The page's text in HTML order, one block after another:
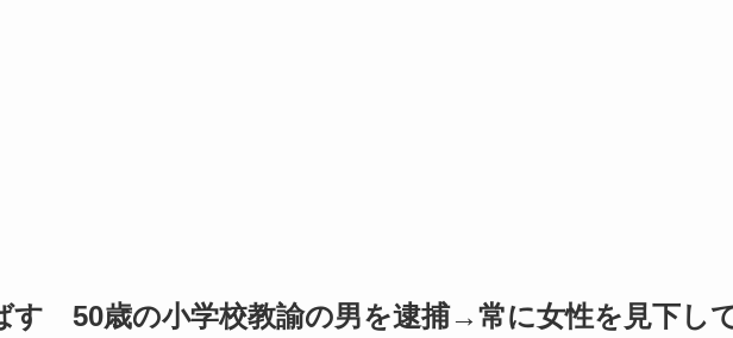
す 50歳の小学校教諭の男を逮捕→常に女性を見下し